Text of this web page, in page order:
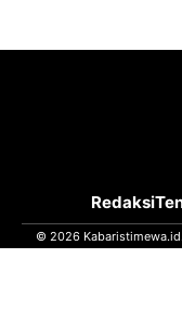
Redaksi
© 2026